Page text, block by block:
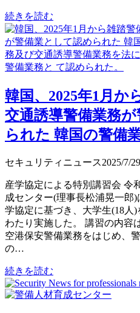
続きを読む
韓国、2025年1月か
交通誘導警備業務
られた 韓国の警備
セキュリティニュース2025/7/29
産学協定による特別講習会 令
成センター(理事長松浦晃一郎
学協定に基づき、大学生(18人
わたり実施した。 講習の内容
空港保安警備業務をはじめ、
の…
続きを読む